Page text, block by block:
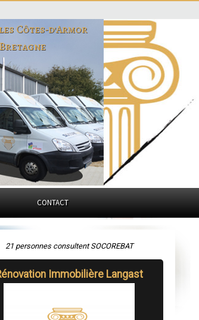
les Côtes-d'Armor
Bretagne
CONTACT
21 personnes consultent SOCOREBAT
Immobilière Langast